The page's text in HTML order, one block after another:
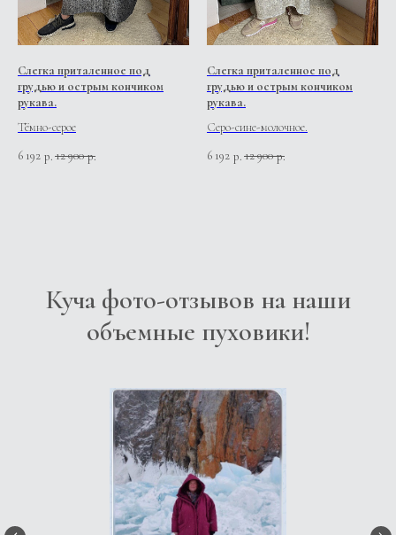
Слегка приталенное под
грудью и острым кончиком
рукава.
Тёмно-серое
6 192 р. 12 900 р.
Слегка приталенное под
грудью и острым кончиком
рукава.
Серо-сине-молочное.
6 192 р. 12 900 р.
Куча фото-отзывов на наши
объемные пуховики!